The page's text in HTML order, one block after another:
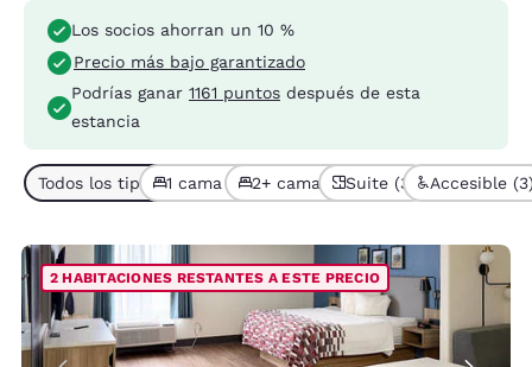
Los socios ahorran un 10 %
Precio más bajo garantizado
Podrías ganar 1161 puntos después de esta
estancia
Todos los tipos de habitación (10)
1 cama (6)2+ camas (4)Suite (3) Accesible
2 HABITACIONES RESTANTES A ESTE PRECIO